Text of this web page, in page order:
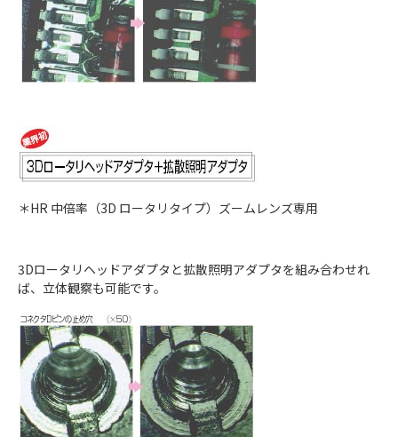
＊HR 中倍率（3D ロータリタイプ）ズームレンズ専用
3Dロータリヘッドアダプタと拡散照明アダプタを組み合わせれ
ば、立体観察も可能です。